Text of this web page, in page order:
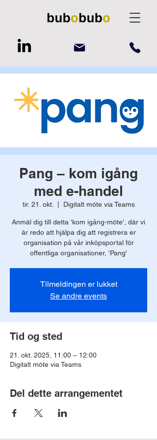
Pang – kom igång
med e-handel
tir. 21. okt. Digitalt möte via Teams
Anmäl dig till detta 'kom igång-möte', där vi
är redo att hjälpa dig att registrera er
organisation på vår inköpsportal för
offentliga organisationer, 'Pang'
Tilmeldingen er lukket
Se andre events
Tid og sted
21. okt. 2025, 11:00 – 12:00
Digitalt möte via Teams
Del dette arrangementet